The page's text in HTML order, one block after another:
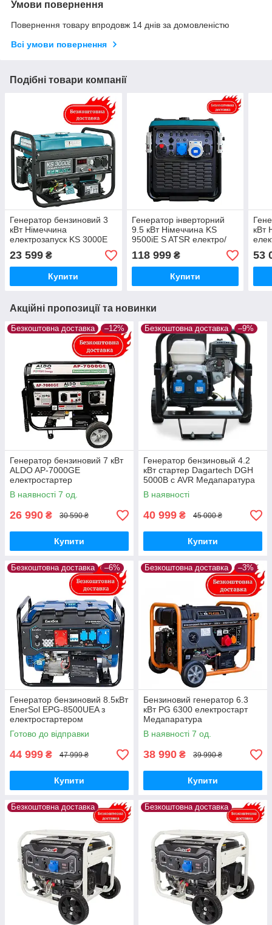
Умови повернення
Повернення товару впродовж 14 днів за домовленістю
Всі умови повернення
Подібні товари компанії
Генератор бензиновий 3
кВт Німеччина
електрозапуск KS 3000E
Медапаратура
23 599 ₴
Купити
Генератор інверторний
9.5 кВт Німеччина KS
9500iE S ATSR електро/
дистанційний запуск
Медапаратура
118 999₴
Купити
кВт
53
Акційні пропозиції та новинки
Безкоштовна доставка –12%
Генератор бензиновий 7 кВт
ALDO AP-7000GE
електростартер
Медапаратура
В наявності 7 од.
26 990 ₴ 30 590 ₴
Купити
Безкоштовна доставка –9%
Генератор бензиновый 4.2
кВт стартер Dagartech DGH
5000B с AVR Медапаратура
В наявності
40 999 ₴ 45 000 ₴
Купити
Безкоштовна доставка –6%
Генератор бензиновий 8.5кВт
EnerSol EPG-8500UEA з
електростартером
Медапаратура
Готово до відправки
44 999 ₴ 47 999 ₴
Купити
Безкоштовна доставка –3%
Бензиновий генератор 6.3
кВт PG 6300 електростарт
Медапаратура
В наявності 7 од.
38 990 ₴ 39 990 ₴
Купити
Безкоштовна доставка Безкоштовна доставка